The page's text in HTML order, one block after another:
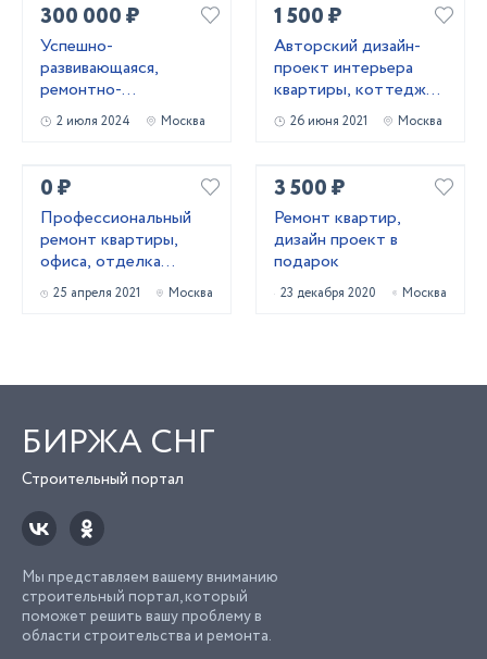
300 000 ₽
Успешно-
развивающаяся,
ремонтно-
строительная
компания Брусника
2 июля 2024 Москва
1 500 ₽
Авторский дизайн-
проект интерьера
квартиры, коттеджа,
офиса.
26 июня 2021 Москва
0 ₽
Профессиональный
ремонт квартиры,
офиса, отделка
коттеджа
25 апреля 2021 Москва
3 500 ₽
Ремонт квартир,
дизайн проект в
подарок
23 декабря 2020 Москва
БИРЖА СНГ
Строительный портал
Мы представляем вашему вниманию
строительный портал, который
поможет решить вашу проблему в
области строительства и ремонта.